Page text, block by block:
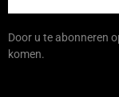
Door u te abonneren
komen.